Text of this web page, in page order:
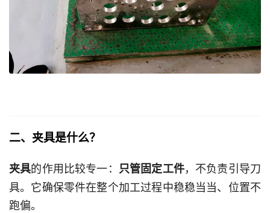
二、夹具是什么？
夹具的作用比较专一： 只管固定工件，不负责引导刀
具。它确保零件在整个加工过程中稳稳当当、位置不
跑偏。